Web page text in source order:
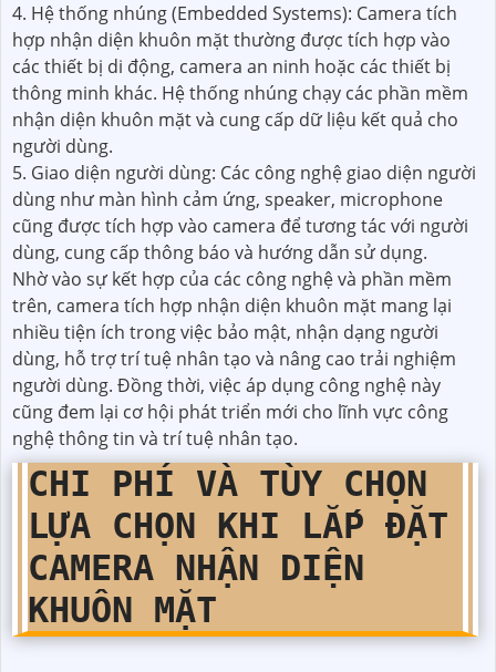
4. Hệ thống nhúng (Embedded Systems): Camera tích
hợp nhận diện khuôn mặt thường được tích hợp vào
các thiết bị di động, camera an ninh hoặc các thiết bị
thông minh khác. Hệ thống nhúng chạy các phần mềm
nhận diện khuôn mặt và cung cấp dữ liệu kết quả cho
người dùng.
5. Giao diện người dùng: Các công nghệ giao diện người
dùng như màn hình cảm ứng, speaker, microphone
cũng được tích hợp vào camera để tương tác với người
dùng, cung cấp thông báo và hướng dẫn sử dụng.
Nhờ vào sự kết hợp của các công nghệ và phần mềm
trên, camera tích hợp nhận diện khuôn mặt mang lại
nhiều tiện ích trong việc bảo mật, nhận dạng người
dùng, hỗ trợ trí tuệ nhân tạo và nâng cao trải nghiệm
người dùng. Đồng thời, việc áp dụng công nghệ này
cũng đem lại cơ hội phát triển mới cho lĩnh vực công
nghệ thông tin và trí tuệ nhân tạo.
CHI PHÍ VÀ TÙY CHỌN
LỰA CHỌN KHI LẮP ĐẶT
CAMERA NHẬN DIỆN
KHUÔN MẶT